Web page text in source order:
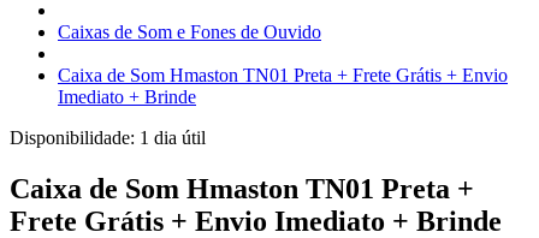
Caixas de Som e Fones de Ouvido
Caixa de Som Hmaston TN01 Preta + Frete Grátis + Envio
Imediato + Brinde
Disponibilidade: 1 dia útil
Caixa de Som Hmaston TN01 Preta +
Frete Grátis + Envio Imediato + Brinde